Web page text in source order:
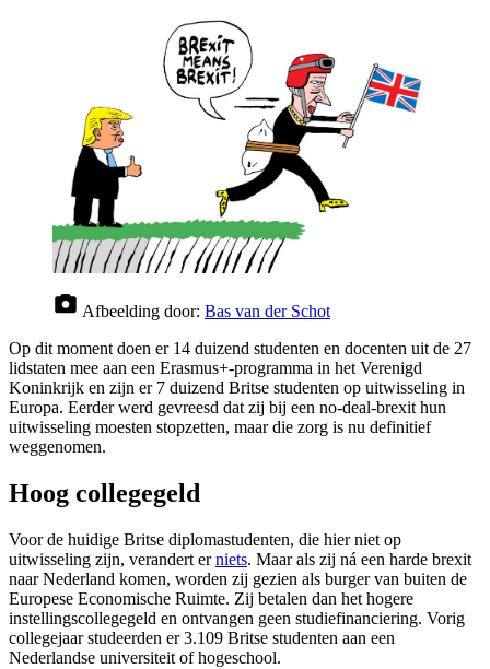
Afbeelding door: Bas van der Schot
Op dit moment doen er 14 duizend studenten en docenten uit de 27
lidstaten mee aan een Erasmus+-programma in het Verenigd
Koninkrijk en zijn er 7 duizend Britse studenten op uitwisseling in
Europa. Eerder werd gevreesd dat zij bij een no-deal-brexit hun
uitwisseling moesten stopzetten, maar die zorg is nu definitief
weggenomen.
Hoog collegegeld
Voor de huidige Britse diplomastudenten, die hier niet op
uitwisseling zijn, verandert erniets. Maar als zij ná een harde brexit
naar Nederland komen, worden zij gezien als burger van buiten de
Europese Economische Ruimte. Zij betalen dan het hogere
instellingscollegegeld en ontvangen geen studiefinanciering. Vorig
collegejaar studeerden er 3.109 Britse studenten aan een
Nederlandse universiteit of hogeschool.